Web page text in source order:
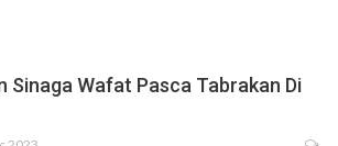
Sinaga Wafat Pasca Tabrakan Di